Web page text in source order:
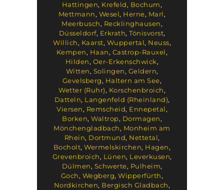
Hattingen, Krefeld, Bochum,
Mettmann, Wesel, Herne, Marl,
Meerbusch, Recklinghausen,
Düsseldorf, Erkrath, Tönisvorst,
Willich, Kaarst, Wuppertal, Neuss,
Kempen, Haan, Castrop-Rauxel,
Hilden, Oer-Erkenschwick,
Witten, Solingen, Geldern,
Gevelsberg, Haltern am See,
Wetter (Ruhr), Korschenbroich,
Datteln, Langenfeld (Rheinland),
Viersen, Remscheid, Ennepetal,
Borken, Waltrop, Dormagen,
Mönchengladbach, Monheim am
Rhein, Dortmund, Nettetal,
Bocholt,Wermelskirchen, Hagen,
Grevenbroich, Lünen, Leverkusen,
Dülmen, Schwerte, Pulheim,
Goch, Wegberg,Wipperfürth,
Nordkirchen, Bergisch Gladbach,